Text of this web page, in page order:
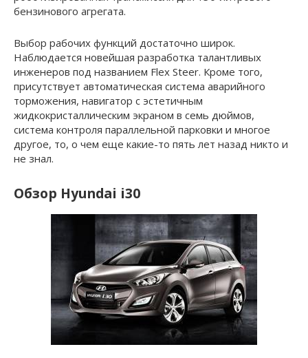
бензинового агрегата.
Выбор рабочих функций достаточно широк.
Наблюдается новейшая разработка талантливых
инженеров под названием Flex Steer. Кроме того,
присутствует автоматическая система аварийного
торможения, навигатор с эстетичным
жидкокристаллическим экраном в семь дюймов,
система контроля параллельной парковки и многое
другое, то, о чем еще какие-то пять лет назад никто и
не знал.
Обзор Hyundai i30